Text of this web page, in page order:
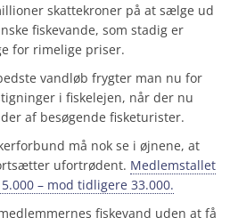
skattekroner på at sælge ud
fiskevande, som stadig er
for rimelige priser.
vandløb frygter man nu for
i fiskelejen, når der nu
af besøgende fisketurister.
må nok se i øjnene, at
ufortrødent. Medlemstallet
– mod tidligere 33.000.
fiskevand uden at få